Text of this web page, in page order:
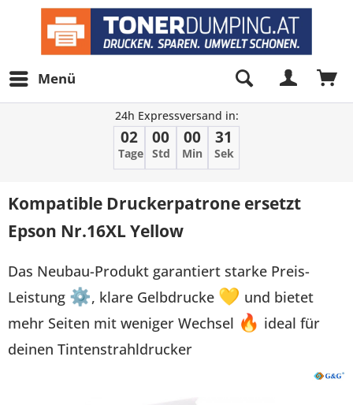
Menü
24h Expressversand in:
02
Tage
00
Std
00
Min
31
Sek
Kompatible Druckerpatrone ersetzt
Epson Nr.16XL Yellow
Das Neubau-Produkt garantiert starke Preis-
Leistung ⚙, klare Gelbdrucke 💛 und bietet
mehr Seiten mit weniger Wechsel 🔥 ideal für
deinen Tintenstrahldrucker